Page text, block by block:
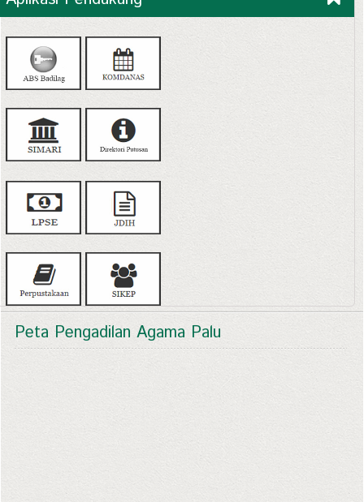
Peta Pengadilan Agama Palu